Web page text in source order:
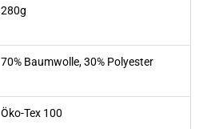
280g
70% Baumwolle, 30% Polyester
Öko-Tex 100